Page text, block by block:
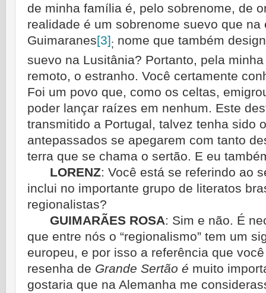
de minha família é, pelo sobrenome, de
realidade é um sobrenome suevo que
Guimaranes[3]; nome que também
suevo na Lusitânia? Portanto, pela
remoto, o estranho. Você certamente
Foi um povo que, como os celtas,
poder lançar raízes em nenhum. Este
transmitido a Portugal, talvez te­nha sido
antepassados se apegarem com tanto
terra que se chama o sertão. E eu
LORENZ: Você está se referindo ao
inclui no importante grupo de literatos
regionalistas?
GUIMARÃES ROSA: Sim e não. É
que entre nós o “regionalismo” tem um
europeu, e por isso a referência que
resenha de Grande Sertão é muito
gostaria que na Alemanha me